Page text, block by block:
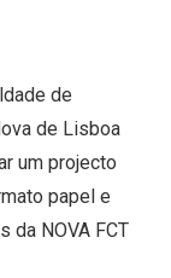
de
de Lisboa
um projecto
papel e
da NOVA FCT